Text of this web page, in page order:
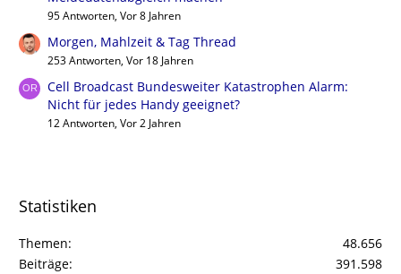
95 Antworten, Vor 8 Jahren
Morgen, Mahlzeit & Tag Thread
253 Antworten, Vor 18 Jahren
Cell Broadcast Bundesweiter Katastrophen Alarm:
Nicht für jedes Handy geeignet?
12 Antworten, Vor 2 Jahren
Statistiken
Themen
48.656
Beiträge
391.598